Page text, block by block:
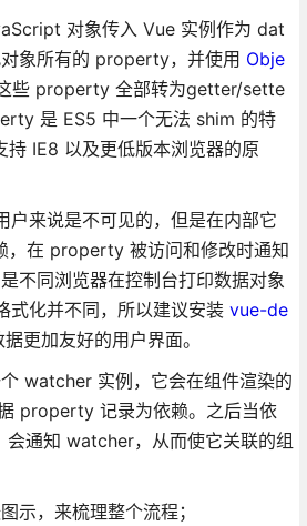
对象传入 Vue 实例作为 dat
象所有的 property，并使用 Obje
些 property 全部转为getter/sette
是 ES5 中一个无法 shim 的特
IE8 以及更低版本浏览器的原
来说是不可见的，但是在内部它
，在 property 被访问和修改时通知
不同浏览器在控制台打印数据对象
化并不同，所以建议安装 vue-de
更加友好的用户界面。
watcher 实例，它会在组件渲染的
property 记录为依赖。之后当依
通知 watcher，从而使它关联的组
示，来梳理整个流程；